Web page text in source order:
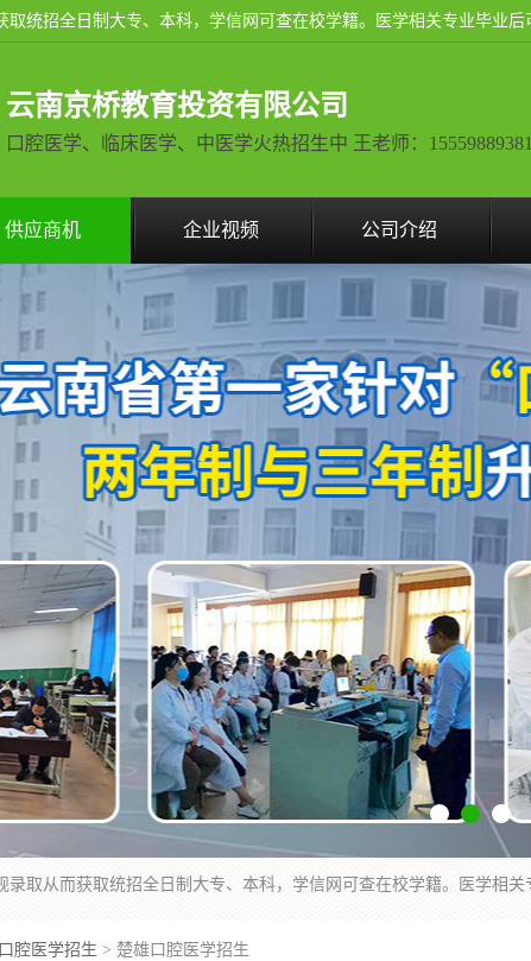
云南京桥教育投资有限公司
口腔医学、临床医学、中医学火热招生中 王老师：15559889381
供应商机 企业视频 公司介绍
口腔医学招生 > 楚雄口腔医学招生